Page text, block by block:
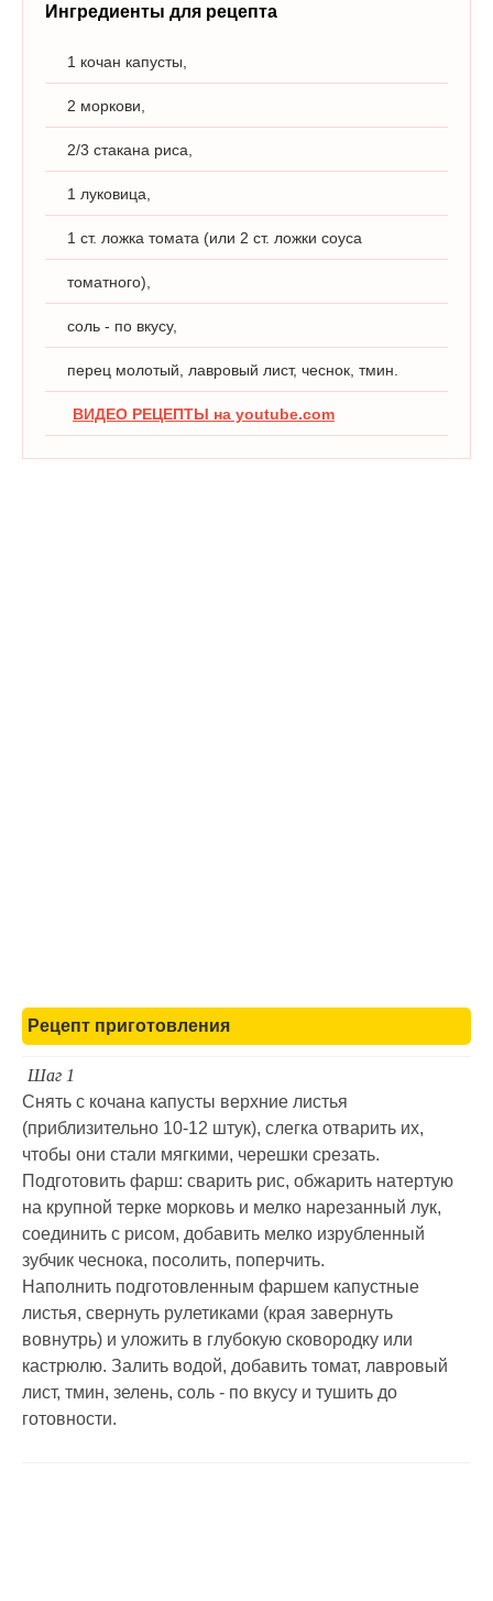
Ингредиенты для рецепта
1 кочан капусты,
2 моркови,
2/3 стакана риса,
1 луковица,
1 ст. ложка томата (или 2 ст. ложки соуса
томатного),
соль - по вкусу,
перец молотый, лавровый лист, чеснок, тмин.
ВИДЕО РЕЦЕПТЫ на youtube.com
Рецепт приготовления
Шаг 1
Снять с кочана капусты верхние листья
(приблизительно 10-12 штук), слегка отварить их,
чтобы они стали мягкими, черешки срезать.
Подготовить фарш: сварить рис, обжарить натертую
на крупной терке морковь и мелко нарезанный лук,
соединить с рисом, добавить мелко изрубленный
зубчик чеснока, посолить, поперчить.
Наполнить подготовленным фаршем капустные
листья, свернуть рулетиками (края завернуть
вовнутрь) и уложить в глубокую сковородку или
кастрюлю. Залить водой, добавить томат, лавровый
лист, тмин, зелень, соль - по вкусу и тушить до
готовности.